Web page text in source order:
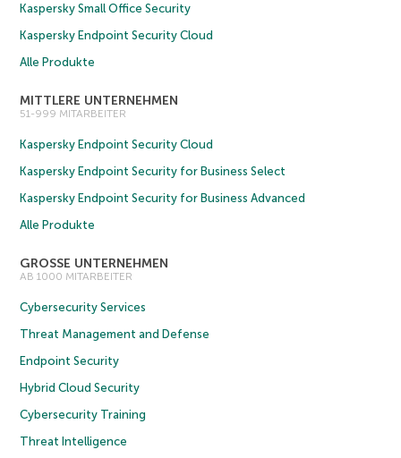
Kaspersky Small Office Security
Kaspersky Endpoint Security Cloud
Alle Produkte
MITTLERE UNTERNEHMEN
51-999 MITARBEITER
Kaspersky Endpoint Security Cloud
Kaspersky Endpoint Security for Business Select
Kaspersky Endpoint Security for Business Advanced
Alle Produkte
GROSSE UNTERNEHMEN
AB 1000 MITARBEITER
Cybersecurity Services
Threat Management and Defense
Endpoint Security
Hybrid Cloud Security
Cybersecurity Training
Threat Intelligence